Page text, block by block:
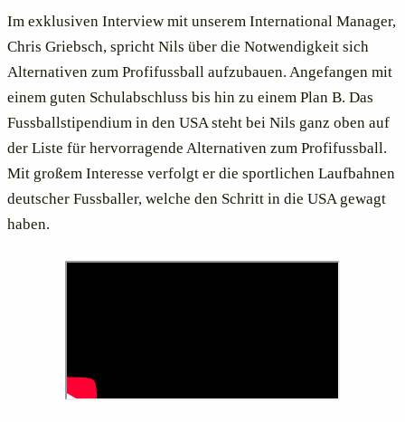
Im exklusiven Interview mit unserem International Manager,
Chris Griebsch, spricht Nils über die Notwendigkeit sich
Alternativen zum Profifussball aufzubauen. Angefangen mit
einem guten Schulabschluss bis hin zu einem Plan B. Das
Fussballstipendium in den USA steht bei Nils ganz oben auf
der Liste für hervorragende Alternativen zum Profifussball.
Mit großem Interesse verfolgt er die sportlichen Laufbahnen
deutscher Fussballer, welche den Schritt in die USA gewagt
haben.